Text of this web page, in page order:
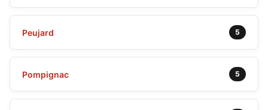
Peujard 5
Pompignac 5